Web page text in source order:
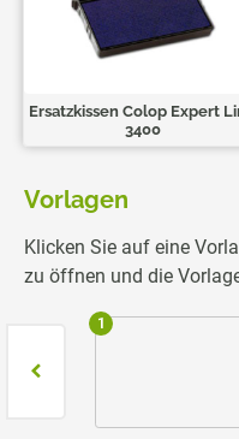
Ersatzkissen Colop Expert
3400
Vorlagen
Klicken Sie auf eine
zu öffnen und die
1